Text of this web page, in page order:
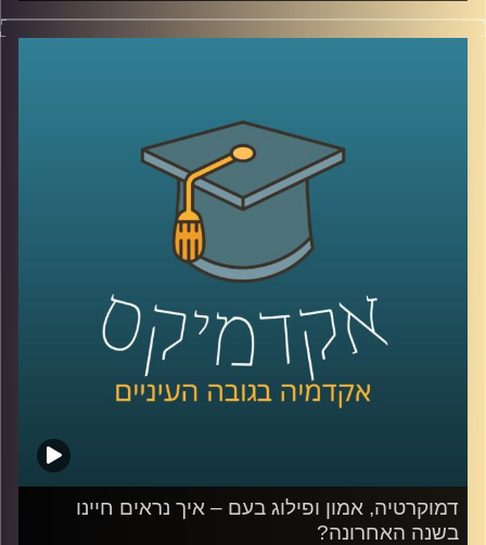
קרדיט תמונות:AudioVersity
למלחמה בעזה מחירים מנטלים כבדים על הנפש שלנו ובאופן
כללי החיים המודרניים הם עמוסים ומלחיצים ובכלל אם
אז איך מתמודדים עם כל הדבר הזה? יש ענף בשם פסיכולוגיה
חיובית שעוזר לתת מענה
אז כדי לצלול לתוך הנושא ואיך אנחנו יכולים ליישם את
הפסיכולוגיה החיובית בחיינו, הצטרפה אלינו ד״ר עדית זכאי
אור, מנכ״לית מרכז מיטיב לפסיכולוגיה חיובית באוניברסיטת
קרדיט תמונות:
AudioVersity
דמוקרטיה, אמון ופילוג בעם – איך נראים חיינו
בשנה האחרונה?